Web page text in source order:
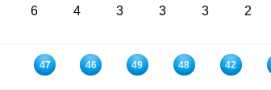
6 4 3 3 3 2
47 46 49 48 42